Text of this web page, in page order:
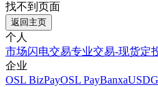
找不到页面
返回主页
个人
市场闪电交易专业交易-现货定
企业
OSL BizPayOSL PayBanxa